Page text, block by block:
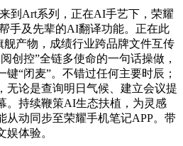
Art系列，正在AI手艺下，荣耀
手及先辈的AI翻译功能。正在此
产物，成绩行业跨品牌文件互传
创控”全链多使命的一句话操做，
“闭麦”。不错过任何主要时辰；
无论是查询明日气候、建立会议提
。持续鞭策AI生态扶植，为灵感
从动同步至荣耀手机笔记APP。带
体验。